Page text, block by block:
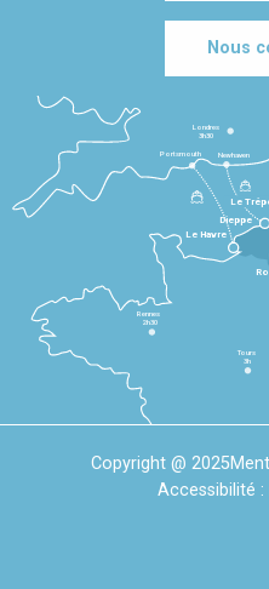
Nous
Le Havre
Dieppe
Le
Rennes
2h30
Tours
3h
Londres
3h30
Newhaven
Portsmouth
Copyright @ 2025
Accessibilité